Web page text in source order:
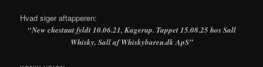
Hvad siger aftapperen:
“New chestnut fyldt 10.06.21, Kagerup. Tappet 15.08.25 hos Sall
Whisky, Sall af Whiskybaren.dk ApS”